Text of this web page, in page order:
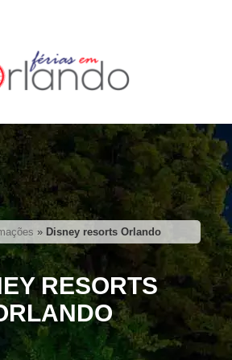
» Disney resorts Orlando
RESORTS